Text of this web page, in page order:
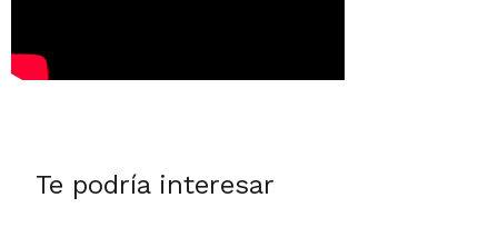
Te podría interesar